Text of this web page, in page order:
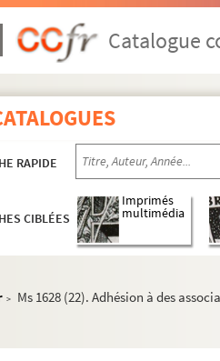
Catalogue
RAPIDE
CIBLÉES
Imprimés
multimédia
> Ms 1628 (22). Adhésion à des